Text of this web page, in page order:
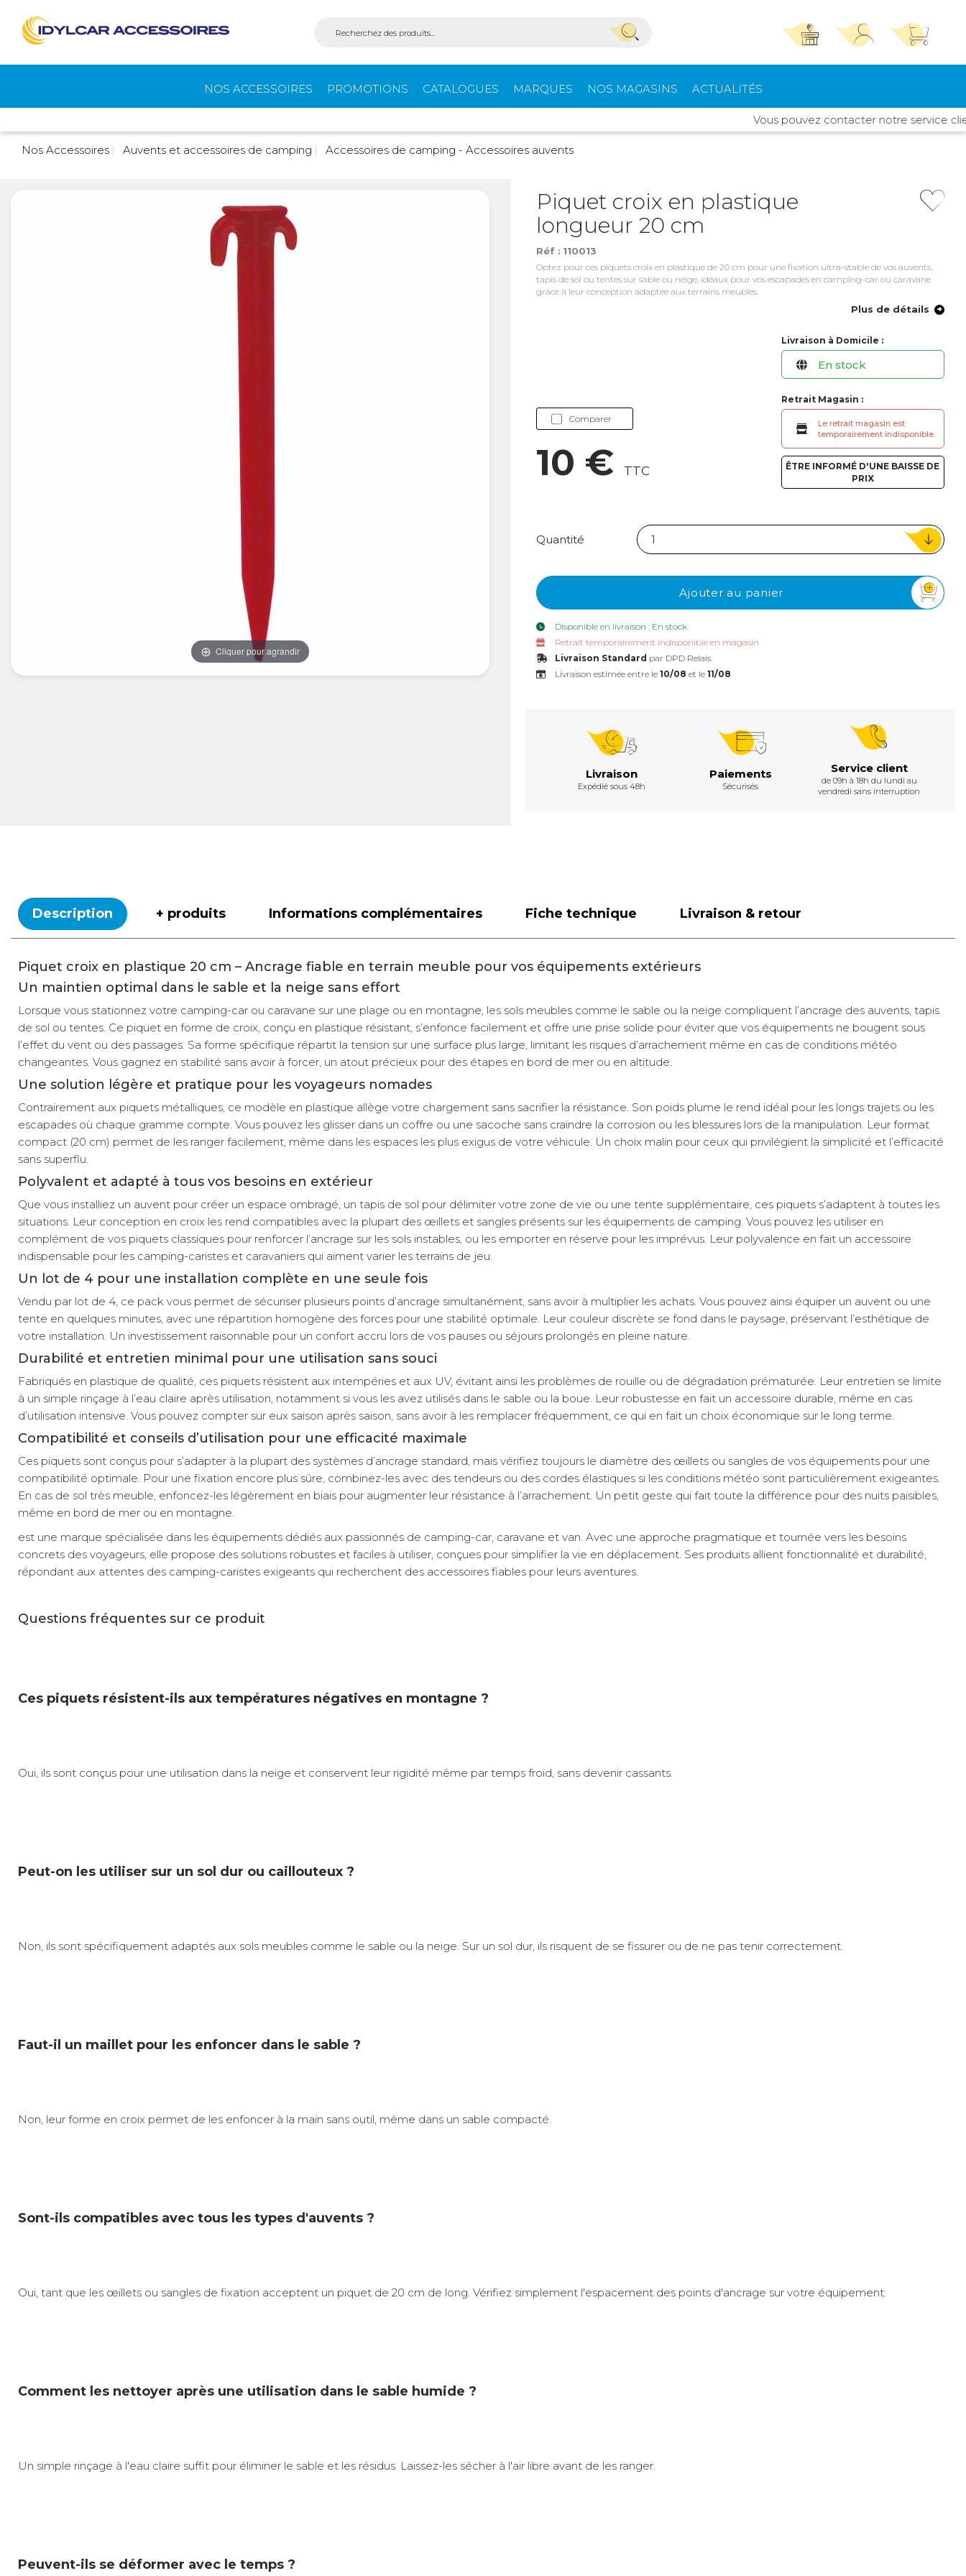
Trouvez le magasin le plus proche et profitez
d'offres exclusives !
E-mail ou numéro client ou numéro fidélité
Se connecter
Créer un compte
ou
Suivi de commande invité
NOS ACCESSOIRES PROMOTIONS CATALOGUES MARQUES NOS MAGASINS ACTUALITÉS
Auvents et
accessoires de
Gaz
Aménagement
fourgons
Camping - Plein-
Air
Confort intérieur
Cuisine -
Réfrigérateurs
Quincaillerie
Voyages et
Avantages
Vous pouvez contacter notre service client
Nos Accessoires Auvents et accessoires de camping Accessoires de camping - Accessoires auvents
Cliquer pour agrandir
Piquet croix en plastique
longueur 20 cm
Réf : 110013
Optez pour ces piquets croix en plastique de 20 cm pour une fixation ultra-stable de vos auvents,
tapis de sol ou tentes sur sable ou neige, idéaux pour vos escapades en camping-car ou caravane
grâce à leur conception adaptée aux terrains meubles.
Plus de détails
Comparer
10 € TTC
Livraison à Domicile :
En stock
Retrait Magasin :
Le retrait magasin est
temporairement indisponible.
ÊTRE INFORMÉ D'UNE BAISSE DE
PRIX
Quantité
Ajouter au panier
Disponible en livraison : En stock
Retrait temporairement indisponible en magasin
Livraison Standard par DPD Relais.
Livraison estimée entre le10/08 et le11/08
Livraison
Expédié sous 48h
Paiements
Sécurisés
Service client
de 09h à 18h du lundi au
vendredi sans interruption
Description + produits Informations complémentaires Fiche technique Livraison & retour
Piquet croix en plastique 20 cm – Ancrage fiable en terrain meuble pour vos équipements extérieurs
Un maintien optimal dans le sable et la neige sans effort
Lorsque vous stationnez votre camping-car ou caravane sur une plage ou en montagne, les sols meubles comme le sable ou la neige compliquent l’ancrage des auvents, tapis
de sol ou tentes. Ce piquet en forme de croix, conçu en plastique résistant, s’enfonce facilement et offre une prise solide pour éviter que vos équipements ne bougent sous
l’effet du vent ou des passages. Sa forme spécifique répartit la tension sur une surface plus large, limitant les risques d’arrachement même en cas de conditions météo
changeantes. Vous gagnez en stabilité sans avoir à forcer, un atout précieux pour des étapes en bord de mer ou en altitude.
Une solution légère et pratique pour les voyageurs nomades
Contrairement aux piquets métalliques, ce modèle en plastique allège votre chargement sans sacrifier la résistance. Son poids plume le rend idéal pour les longs trajets ou les
escapades où chaque gramme compte. Vous pouvez les glisser dans un coffre ou une sacoche sans craindre la corrosion ou les blessures lors de la manipulation. Leur format
compact (20 cm) permet de les ranger facilement, même dans les espaces les plus exigus de votre véhicule. Un choix malin pour ceux qui privilégient la simplicité et l’efficacité
sans superflu.
Polyvalent et adapté à tous vos besoins en extérieur
Que vous installiez un auvent pour créer un espace ombragé, un tapis de sol pour délimiter votre zone de vie ou une tente supplémentaire, ces piquets s’adaptent à toutes les
situations. Leur conception en croix les rend compatibles avec la plupart des œillets et sangles présents sur les équipements de camping. Vous pouvez les utiliser en
complément de vos piquets classiques pour renforcer l’ancrage sur les sols instables, ou les emporter en réserve pour les imprévus. Leur polyvalence en fait un accessoire
indispensable pour les camping-caristes et caravaniers qui aiment varier les terrains de jeu.
Un lot de 4 pour une installation complète en une seule fois
Vendu par lot de 4, ce pack vous permet de sécuriser plusieurs points d’ancrage simultanément, sans avoir à multiplier les achats. Vous pouvez ainsi équiper un auvent ou une
tente en quelques minutes, avec une répartition homogène des forces pour une stabilité optimale. Leur couleur discrète se fond dans le paysage, préservant l’esthétique de
votre installation. Un investissement raisonnable pour un confort accru lors de vos pauses ou séjours prolongés en pleine nature.
Durabilité et entretien minimal pour une utilisation sans souci
Fabriqués en plastique de qualité, ces piquets résistent aux intempéries et aux UV, évitant ainsi les problèmes de rouille ou de dégradation prématurée. Leur entretien se limite
à un simple rinçage à l’eau claire après utilisation, notamment si vous les avez utilisés dans le sable ou la boue. Leur robustesse en fait un accessoire durable, même en cas
d’utilisation intensive. Vous pouvez compter sur eux saison après saison, sans avoir à les remplacer fréquemment, ce qui en fait un choix économique sur le long terme.
Compatibilité et conseils d’utilisation pour une efficacité maximale
Ces piquets sont conçus pour s’adapter à la plupart des systèmes d’ancrage standard, mais vérifiez toujours le diamètre des œillets ou sangles de vos équipements pour une
compatibilité optimale. Pour une fixation encore plus sûre, combinez-les avec des tendeurs ou des cordes élastiques si les conditions météo sont particulièrement exigeantes.
En cas de sol très meuble, enfoncez-les légèrement en biais pour augmenter leur résistance à l’arrachement. Un petit geste qui fait toute la différence pour des nuits paisibles,
même en bord de mer ou en montagne.
est une marque spécialisée dans les équipements dédiés aux passionnés de camping-car, caravane et van. Avec une approche pragmatique et tournée vers les besoins
concrets des voyageurs, elle propose des solutions robustes et faciles à utiliser, conçues pour simplifier la vie en déplacement. Ses produits allient fonctionnalité et durabilité,
répondant aux attentes des camping-caristes exigeants qui recherchent des accessoires fiables pour leurs aventures.
Questions fréquentes sur ce produit
Ces piquets résistent-ils aux températures négatives en montagne ?
Oui, ils sont conçus pour une utilisation dans la neige et conservent leur rigidité même par temps froid, sans devenir cassants.
Peut-on les utiliser sur un sol dur ou caillouteux ?
Non, ils sont spécifiquement adaptés aux sols meubles comme le sable ou la neige. Sur un sol dur, ils risquent de se fissurer ou de ne pas tenir correctement.
Faut-il un maillet pour les enfoncer dans le sable ?
Non, leur forme en croix permet de les enfoncer à la main sans outil, même dans un sable compacté.
Sont-ils compatibles avec tous les types d'auvents ?
Oui, tant que les œillets ou sangles de fixation acceptent un piquet de 20 cm de long. Vérifiez simplement l'espacement des points d'ancrage sur votre équipement.
Comment les nettoyer après une utilisation dans le sable humide ?
Un simple rinçage à l'eau claire suffit pour éliminer le sable et les résidus. Laissez-les sécher à l'air libre avant de les ranger.
Peuvent-ils se déformer avec le temps ?